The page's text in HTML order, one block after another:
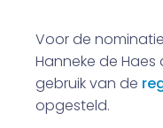
Voor de
Hanneke de
gebruik van de
opgesteld.